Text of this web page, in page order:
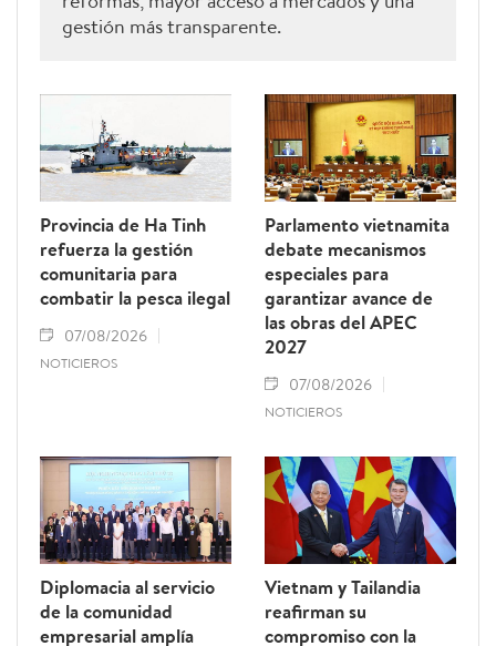
gestión más transparente.
Provincia de Ha Tinh
refuerza la gestión
comunitaria para
combatir la pesca ilegal
07/08/2026
NOTICIEROS
Parlamento vietnamita
debate mecanismos
especiales para
garantizar avance de
las obras del APEC
2027
07/08/2026
NOTICIEROS
Diplomacia al servicio
de la comunidad
empresarial amplía
Vietnam y Tailandia
reafirman su
compromiso con la